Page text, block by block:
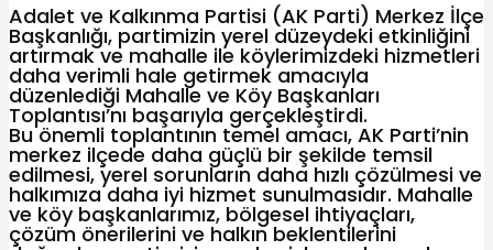
Adalet ve Kalkınma Partisi (AK Parti) Merkez İlçe
Başkanlığı, partimizin yerel düzeydeki etkinliğini
artırmak ve mahalle ile köylerimizdeki hizmetleri
daha verimli hale getirmek amacıyla
düzenlediği Mahalle ve Köy Başkanları
Toplantısı’nı başarıyla gerçekleştirdi.
Bu önemli toplantının temel amacı, AK Parti’nin
merkez ilçede daha güçlü bir şekilde temsil
edilmesi, yerel sorunların daha hızlı çözülmesi ve
halkımıza daha iyi hizmet sunulmasıdır. Mahalle
ve köy başkanlarımız, bölgesel ihtiyaçları,
çözüm önerilerini ve halkın beklentilerini